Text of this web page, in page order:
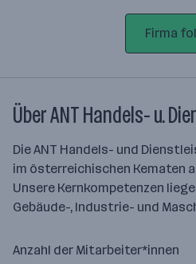
Firma
Über ANT Handels- u.
Die ANT Handels- und
im österreichischen Kematen
Unsere Kernkompetenzen
Gebäude-, Industrie- und
Anzahl der Mitarbeiter*innen